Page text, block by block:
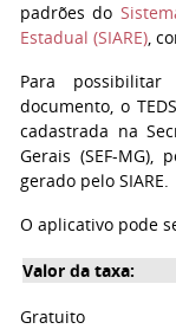
padrões do
Estadual (SIARE),
Para
documento, o
cadastrada na
Gerais (SEF-
gerado pelo SIARE.
O aplicativo pode
Valor da taxa:
Gratuito